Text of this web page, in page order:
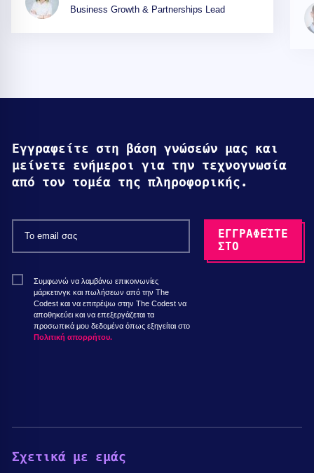
Business Growth & Partnerships Lead
Εγγραφείτε στη βάση γνώσεών μας και
μείνετε ενήμεροι για την τεχνογνωσία
από τον τομέα της πληροφορικής.
Συμφωνώ να λαμβάνω επικοινωνίες
μάρκετινγκ και πωλήσεων από την The
Codest και να επιτρέψω στην The Codest να
αποθηκεύει και να επεξεργάζεται τα
προσωπικά μου δεδομένα όπως εξηγείται στο
Πολιτική απορρήτου.
Σχετικά με εμάς